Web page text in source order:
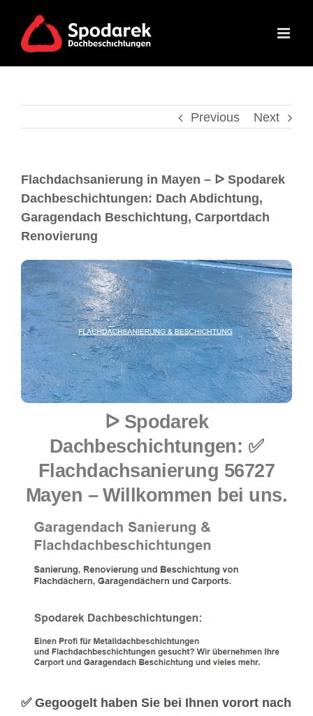
Previous Next
Flachdachsanierung in Mayen – ᐅ Spodarek
Dachbeschichtungen: Dach Abdichtung,
Garagendach Beschichtung, Carportdach
Renovierung
ᐅ Spodarek
Dachbeschichtungen: ✅
Flachdachsanierung 56727
Mayen – Willkommen bei uns.
✅ Gegoogelt haben Sie bei Ihnen vorort nach